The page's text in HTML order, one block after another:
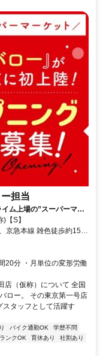
担当
ム上場の”スーパーマー
迎！
【S】
京急本線 雑色徒歩約15
22分
20分 ・月単位の変形労働
店（仮称）について 全国
ロー。 その東京第一号店
スタッフとして活躍す
バイク通勤OK
学歴不問
ンクOK 育休あり
社割あり